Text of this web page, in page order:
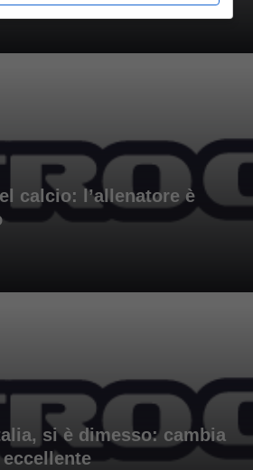
calcio: l’allenatore è
si è dimesso: cambia